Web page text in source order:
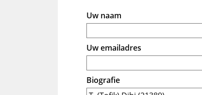
Uw naam
Uw emailadres
Biografie